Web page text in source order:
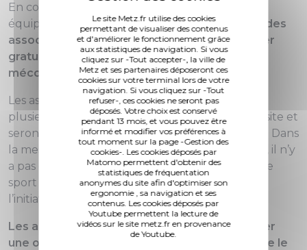
Le site Metz.fr utilise des cookies
permettant de visualiser des contenus
et d'améliorer le fonctionnement grâce
aux statistiques de navigation. Si vous
cliquez sur -Tout accepter-, la ville de
Metz et ses partenaires déposeront ces
cookies sur votre terminal lors de votre
navigation. Si vous cliquez sur -Tout
refuser-, ces cookies ne seront pas
déposés. Votre choix est conservé
pendant 13 mois, et vous pouvez être
informé et modifier vos préférences à
tout moment sur la page -Gestion des
cookies-. Les cookies déposés par
Matomo permettent d'obtenir des
statistiques de fréquentation
anonymes du site afin d'optimiser son
ergonomie , sa navigation et ses
contenus. Les cookies déposés par
Youtube permettent la lecture de
vidéos sur le site metz.fr en provenance
de Youtube.
En complément des activités réalisées par ses
équipes, la Ville de Metz donne lapossibilité à des
associations ou des clubs sportifs de proposer
gratuitement des animations innovantes et
méconnues
à destination des plagistes.
Les associations souhaitant proposer une ou
plusieurs activités seront les bienvenues sur le site et
seront accueillies avec la plus grande attention. Dans
la mesure où le site s’apparente à des vacances, il n’y
a pas de pratique fédérale en ce qui concerne le
sport mais uniquement de la découverte et de
l’initiation.
Les associations volontaires peuvent proposer
une ou plusieurs animations se déroulant entre le